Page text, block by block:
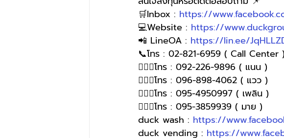
🛒Inbox : https://
💻Website : https://
📲 LineOA : https://lin.ee/
📞โทร : 02-821-6959 ( Call Center )
🙋🏻‍♀️โทร : 092-226-9896 ( แนน )
🙋🏻‍♀โทร : 096-898-4062 ( แวว )
🙋🏻‍♀โทร : 095-4950997 ( เพลิน )
🙋🏻‍♀️โทร : 095-3859939 ( มาย )
duck wash : https://
duck vending : https://